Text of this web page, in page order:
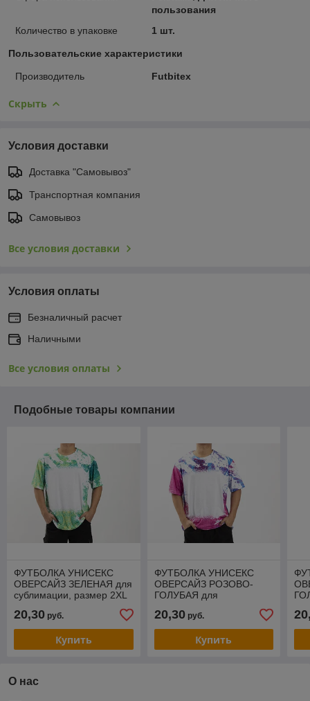
пользования
Количество в упаковке
1 шт.
Пользовательские характеристики
Производитель Futbitex
Скрыть
Условия доставки
Доставка "Самовывоз"
Транспортная компания
Самовывоз
Все условия доставки
Условия оплаты
Безналичный расчет
Наличными
Все условия оплаты
Подобные товары компании
ФУТБОЛКА УНИСЕКС
ОВЕРСАЙЗ ЗЕЛЕНАЯ для
сублимации, размер 2XL
20,30 руб.
Купить
ФУТБОЛКА УНИСЕКС
ОВЕРСАЙЗ РОЗОВО-
ГОЛУБАЯ для
20,30руб.
Купить
О нас